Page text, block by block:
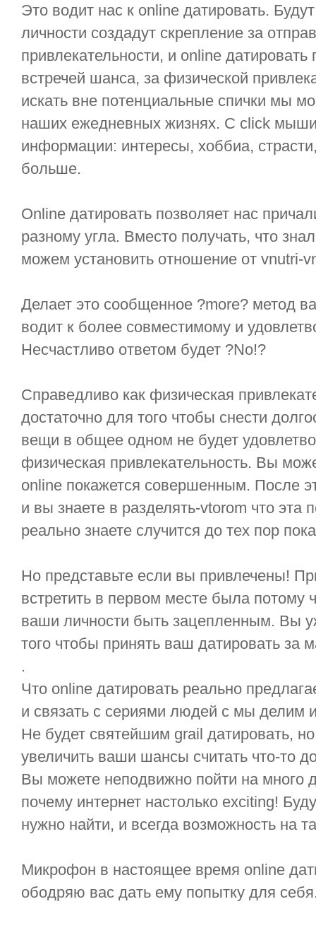
Это водит нас к online датировать.
личности создадут скрепление за
привлекательности, и online датировать
встречей шанса, за физической
искать вне потенциальные спички мы
наших ежедневных жизнях. С click
информации: интересы, хоббиа,
больше.
Online датировать позволяет нас
разному угла. Вместо получать, что
можем установить отношение от vnutri-
Делает это сообщенное ?more? метод
водит к более совместимому и
Несчастливо ответом будет ?No!?
Справедливо как физическая
достаточно для того чтобы снести
вещи в общее одном не будет
физическая привлекательность. Вы
online покажется совершенным. После
и вы знаете в разделять-vtorom что эта
реально знаете случится до тех пор
Но представьте если вы привлечены!
встретить в первом месте была
ваши личности быть зацепленным. Вы
того чтобы принять ваш датировать за
.
Что online датировать реально
и связать с сериями людей с мы делим
Не будет святейшим grail датировать,
увеличить ваши шансы считать что-то
Вы можете неподвижно пойти на много
почему интернет настолько exciting!
нужно найти, и всегда возможность на
Микрофон в настоящее время online
ободряю вас дать ему попытку для